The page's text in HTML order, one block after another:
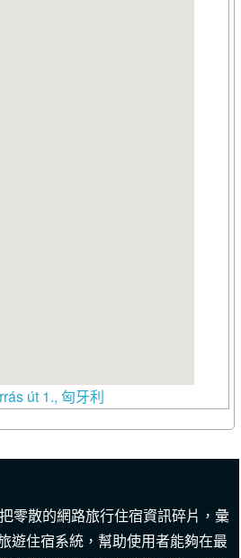
út 1., 匈牙利
零散的網路旅行住宿資訊碎片，彙
遊住宿系統，幫助使用者能夠在最